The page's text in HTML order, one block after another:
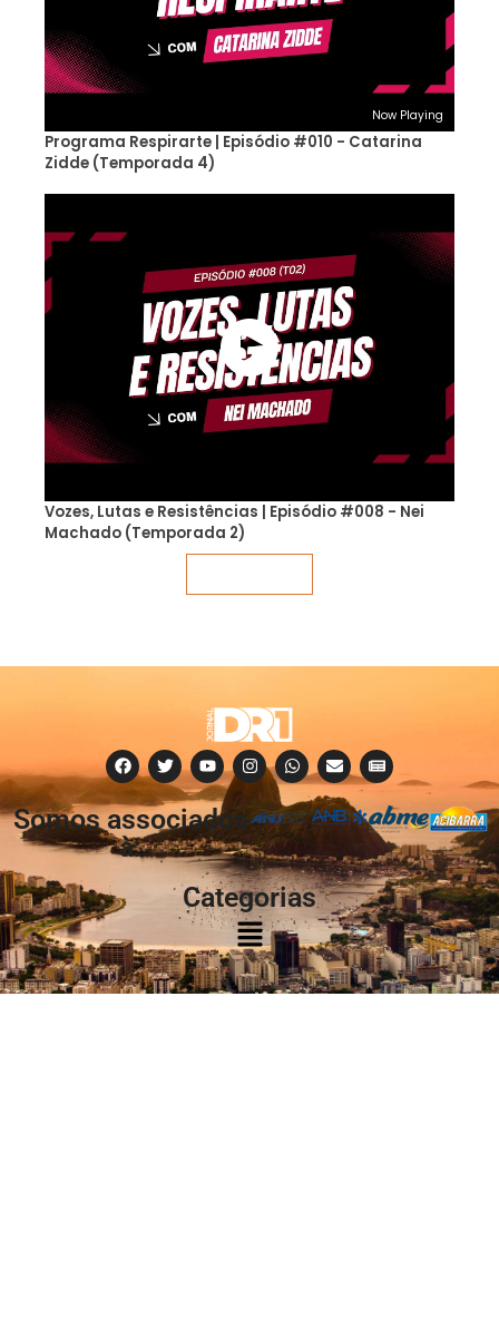
Now Playing
Programa Respirarte | Episódio #010 - Catarina
Zidde (Temporada 4)
Vozes, Lutas e Resistências | Episódio #008 - Nei
Machado (Temporada 2)
Somos associados
à:
Categorias